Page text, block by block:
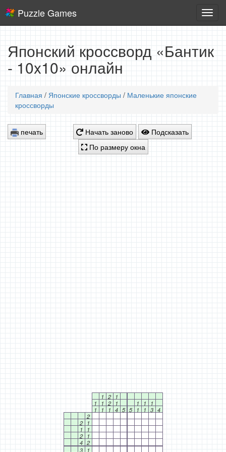
игры
Puzzle Games
Японский кроссворд «Бантик
- 10x10» онлайн
Главная / Японские кроссворды / Маленькие японские
кроссворды
печать Начать заново
Подсказать
По размеру окна
1 2
1
1
1 2 1 1 1
1
1
1 1 4 5 5 1 1 3 4
2
2
1
1
1
2
1
4 2
3
1